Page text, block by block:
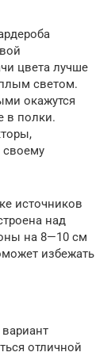
цвета лучше
светом.
окажутся
в полки.
источников
над
на 8—10 см
избежать
отличной